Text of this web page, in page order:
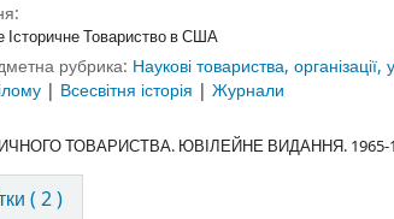
Історичне Товариство в США
рубрика: Наукові товариства, організації,
| Всесвітня історія | Журнали
ТОВАРИСТВА. ЮВІЛЕЙНЕ ВИДАННЯ. 1965-
( 2 )